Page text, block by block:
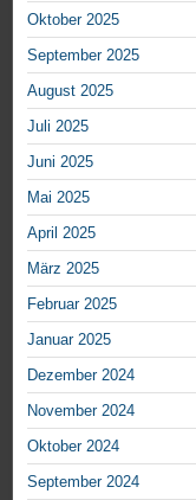
Oktober 2025
September 2025
August 2025
Juli 2025
Juni 2025
Mai 2025
April 2025
März 2025
Februar 2025
Januar 2025
Dezember 2024
November 2024
Oktober 2024
September 2024